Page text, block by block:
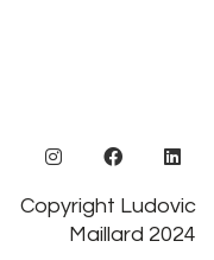
Copyright Ludovic
Maillard 2024